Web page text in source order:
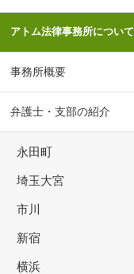
アトム法律事務所について
事務所概要
弁護士・支部の紹介
永田町
埼玉大宮
市川
新宿
横浜